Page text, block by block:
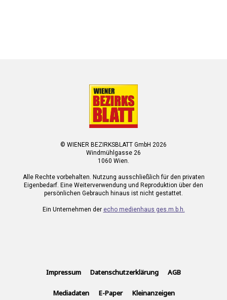
© WIENER BEZIRKSBLATT GmbH 2026
Windmühlgasse 26
1060 Wien.
Alle Rechte vorbehalten. Nutzung ausschließlich für den privaten
Eigenbedarf. Eine Weiterverwendung und Reproduktion über den
persönlichen Gebrauch hinaus ist nicht gestattet.
Ein Unternehmen der echo medienhaus ges.m.b.h.
Impressum Datenschutzerklärung AGB
Mediadaten E-Paper Kleinanzeigen